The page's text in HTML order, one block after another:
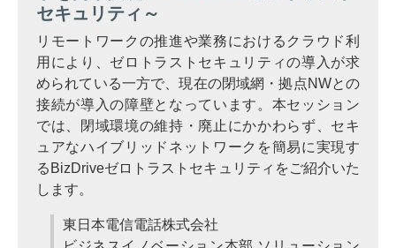
セキュリティ～
リモートワークの推進や業務におけるクラウド利
用により、ゼロトラストセキュリティの導入が求
められている一方で、現在の閉域網・拠点NWとの
接続が導入の障壁となっています。本セッション
では、閉域環境の維持・廃止にかかわらず、セキ
ュアなハイブリッドネットワークを簡易に実現す
るBizDriveゼロトラストセキュリティをご紹介いた
します。
東日本電信電話株式会社